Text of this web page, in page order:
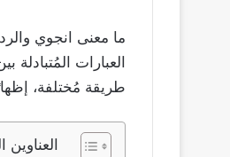
ما معنى انجوي
العبارات المُتبادلة
طريقة مُختلفة،
العناوين